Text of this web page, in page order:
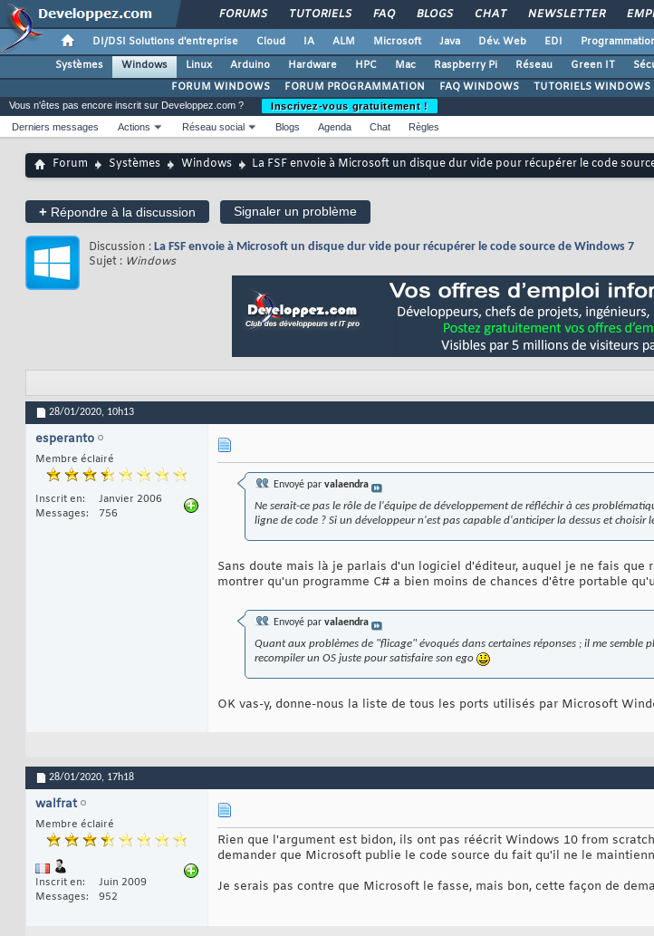
FORUMS TUTORIELS FAQ BLOGS CHAT NEWSLETTER
DI/DSI Solutions d'entreprise Cloud IA ALM Microsoft Java Dév. Web EDI
Systèmes
Windows Linux Arduino Hardware HPC Mac Raspberry Pi Réseau Green IT
FORUM WINDOWS
FORUM PROGRAMMATION FAQ WINDOWS TUTORIELS WINDOWS
Vous n'êtes pas encore inscrit sur Developpez.com ?
Inscrivez-vous gratuitement !
Derniers messages
Actions Réseau social Blogs Agenda Chat Règles
Forum Systèmes Windows La FSF envoie à Microsoft un disque dur vide pour récupérer le code
+ Répondre à la discussion Signaler un problème
Discussion : La FSF envoie à Microsoft un disque dur vide pour récupérer le code source de Windows 7
Sujet : Windows
28/01/2020, 10h13
esperanto
Membre éclairé
Inscrit en
Janvier 2006
Messages
756
Envoyé par valaendra
Ne serait-ce pas le rôle de l'équipe de développement de réfléchir à ces
ligne de code ? Si un développeur n'est pas capable d'anticiper la dessus et choisir
Sans doute mais là je parlais d'un logiciel d'éditeur, auquel je ne fais
montrer qu'un programme C# a bien moins de chances d'être portable
Envoyé par valaendra
Quant aux problèmes de "flicage" évoqués dans certaines réponses ; il me
recompiler un OS juste pour satisfaire son ego
OK vas-y, donne-nous la liste de tous les ports utilisés par Microsoft
28/01/2020, 17h18
walfrat
Membre éclairé
Inscrit en
Juin 2009
Messages
952
Rien que l'argument est bidon, ils ont pas réécrit Windows 10 from
demander que Microsoft publie le code source du fait qu'il ne le
Je serais pas contre que Microsoft le fasse, mais bon, cette façon de